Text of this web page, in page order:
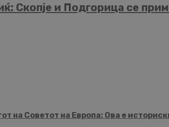
Скопје и Подгорица се
на Советот на Европа: Ова е